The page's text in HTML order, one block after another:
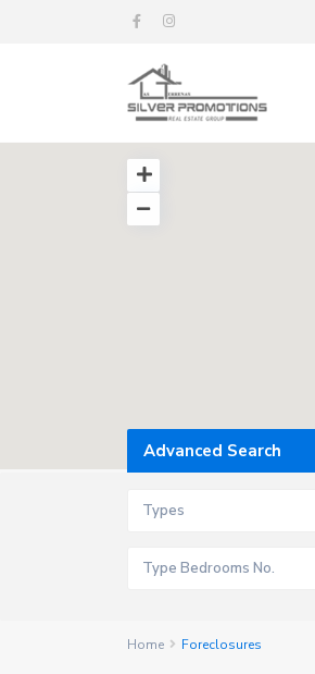
Advanced Search
Types
Home Foreclosures